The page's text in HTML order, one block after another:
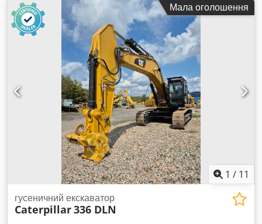
Мала оголошення
1 / 11
гусеничний екскаватор
Caterpillar336 DLN